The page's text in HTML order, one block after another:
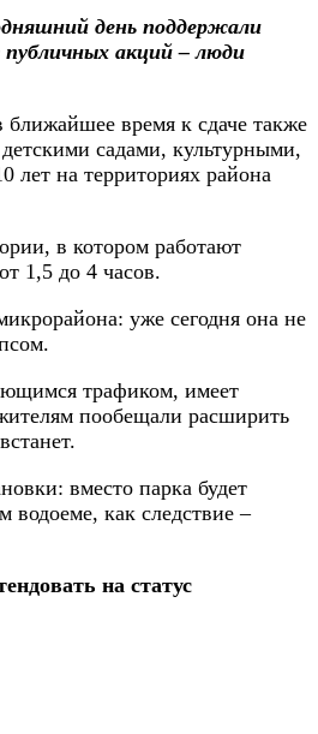
день поддержали
публичных акций – люди
время к сдаче также
садами, культурными,
лет на территориях района
в котором работают
1,5 до 4 часов.
уже сегодня она не
трафиком, имеет
пообещали расширить
вместо парка будет
водоеме, как следствие –
на статус